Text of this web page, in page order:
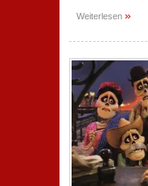
Weiterlesen »